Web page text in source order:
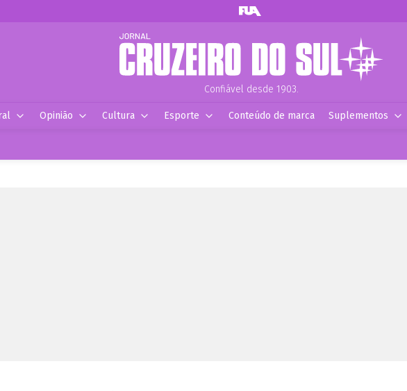
Confiável desde 1903.
Opinião Cultura Esporte Conteúdo de marca Suplementos